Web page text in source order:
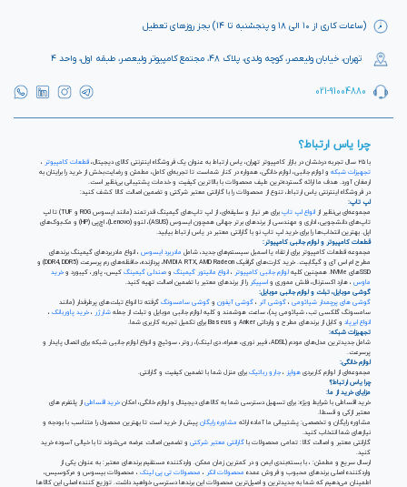
(ساعات کاری از ۱۰ الی ۱۸ و پنجشنبه تا ۱۴) بجز روزهای تعطیل
تهران، خیابان ولیعصر، کوچه ولدی، پلاک ۴۸، مجتمع کامپیوتر ولیعصر، طبقه اول، واحد ۴
021-91004880
چرا یاس ارتباط؟
با ۲۵ سال تجربه درخشان در بازار کامپیوتر تهران، یاس ارتباط به عنوان یک فروشگاه اینترنتی کالای دیجیتال، قطعات کامپیوتر
تجهیزات شبکه
و لوازم جانبی، لوازم خانگی، همواره در کنار شماست تا تجربه‌ای کامل، مطمئن و رضایت‌بخش از خرید را برایتان به
ارمغان آورد. هدف ما ارائه گسترده‌ترین طیف محصولات با بالاترین کیفیت و خدمات پشتیبانی بی‌نظیر است.
در فروشگاه اینترنتی یاس ارتباط، تنوع از محصولات را با گارانتی معتبر شرکتی و تضمین اصالت کالا کشف کنید:
لپ تاپ:
مجموعه‌ای بی‌نظیر از انواع لپ تاپ
برای هر نیاز و سلیقه‌ای، از لپ تاپ‌های گیمینگ قدرتمند (مانند ایسوس ROG و TUF) تا لپ
تاپ‌های دانشجویی، اداری و مهندسی از برندهای برتر جهانی همچون ایسوس (ASUS)، لنوو (Lenovo)، اچ‌پی (HP) و مک‌بوک‌های
اپل. بهترین انتخاب‌ها را برای خرید لپ تاپ نو با گارانتی معتبر در یاس ارتباط بیابید.
قطعات کامپیوتر و لوازم جانبی کامپیوتر:
مجموعه قطعات کامپیوتر برای ارتقاء یا اسمبل سیستم‌های جدید، شامل مادربرد ایسوس ، انواع مادربردهای گیمینگ برندهای
مطرح ام اس آی و گیگابیت. خرید کارت‌های گرافیک NVIDIA RTX, AMD Radeon، پردازنده‌، حافظه‌های رم پرسرعت (DDR4, DDR5) و
SSDهای NVMe. همچنین کلیه
لوازم جانبی کامپیوتر انواع مانیتور گیمینگ صندلی گیمینگ
خرید
ماوس
اسپیکر
گوشی موبایل، تبلت و لوازم جانبی موبایل:
گوشی های پرچمدار شیائومی گوشی آنر گوشی آیفون گوشی سامسونگ گرفته تا انواع تبلت‌های پرطرفدار (مانند
سامسونگ گلکسی تب، شیائومی پد)، ساعت هوشمند و کلیه لوازم جانبی موبایل و تبلت از جمله شارژر خرید پاوربانک
انواع ایرپاد
تجهیزات شبکه:
شامل جدیدترین مدل‌های مودم (ADSL، فیبر نوری، همراه، دی لینک)، روتر، سوئیچ و انواع لوازم جانبی شبکه برای اتصال پایدار و
پرسرعت.
لوازم خانگی:
مجموعه‌ای از لوازم کاربردی هواپز جارو رباتیک
چرا یاس ارتباط؟
مزایای خرید از ما:
خرید اقساطی با شرایط ویژه: برای تسهیل دسترسی شما به کالاهای دیجیتال و لوازم خانگی، امکانخرید اقساطی از پلتفرم های
معتبر ازکی و قسطا.
مشاوره رایگان و تخصصی: پشتیبانی ما آماده ارائه مشاوره رایگان پیش از خرید است تا بهترین محصول را متناسب با بودجه و
نیازهای شما انتخاب کنید.
گارانتی معتبر و اصالت کالا: تمامی محصولات با گارانتی معتبر شرکتی و تضمین اصالت عرضه می‌شوند تا با خیالی آسوده خرید
کنید.
ارسال سریع و مطمئن: ، با بسته‌بندی ایمن و در کمترین زمان ممکن. واردکننده مستقیم برندهای معتبر: به عنوان یکی از
واردکننده اصلی برندهای محبوب و فروش عمده محصولات انکر ، محصولات تی پی لینک ، محصولات بیسوس و مرکوسیس،
اطمینان می‌دهیم که شما به جدیدترین و اصیل‌ترین محصولات این برندها دسترسی خواهید داشت. توزیع کننده اصلی این کالاها